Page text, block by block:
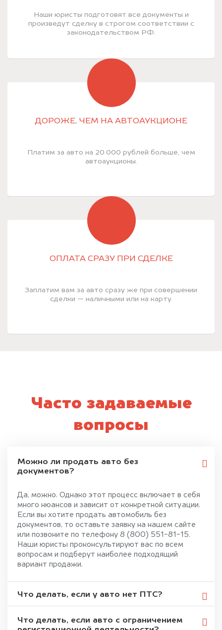
Наши юристы подготовят все документы и
произведут сделку в строгом соответствии с
законодательством РФ.
ДОРОЖЕ, ЧЕМ НА АВТОАУКЦИОНЕ
Платим за авто на 20.000 рублей больше, чем
автоаукционы.
ОПЛАТА СРАЗУ ПРИ СДЕЛКЕ
Заплатим вам за авто сразу же при совершении
сделки — наличными или на карту.
Часто задаваемые
вопросы
Можно ли продать авто без
документов?
Да, можно. Однако этот процесс включает в себя
много нюансов и зависит от конкретной ситуации.
Если вы хотите продать автомобиль без
документов, то оставьте заявку на нашем сайте
или позвоните по телефону 8 (800) 551-81-15.
Наши юристы проконсультируют вас по всем
вопросам и подберут наиболее подходящий
вариант продажи.
Что делать, если у авто нет ПТС?
Что делать, если авто с ограничением